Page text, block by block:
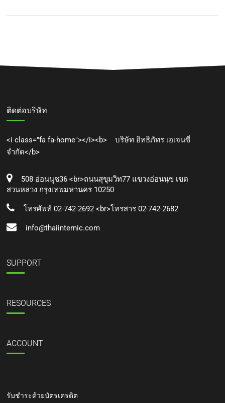
ติดต่อบริษัท
<i class="fa fa-home"></i><b> บริษัท อิทธิภัทร เอเจนซี่
จำกัด</b>
508 อ่อนนุช36 <br>ถนนสุขุมวิท77 แขวงอ่อนนุข เขต
สวนหลวง กรุงเทพมหานคร 10250
โทรศัพท์ 02-742-2692 <br>โทรสาร 02-742-2682
info@thaiinternic.com
SUPPORT
RESOURCES
ACCOUNT
รับชำระด้วยบัตรเครดิต